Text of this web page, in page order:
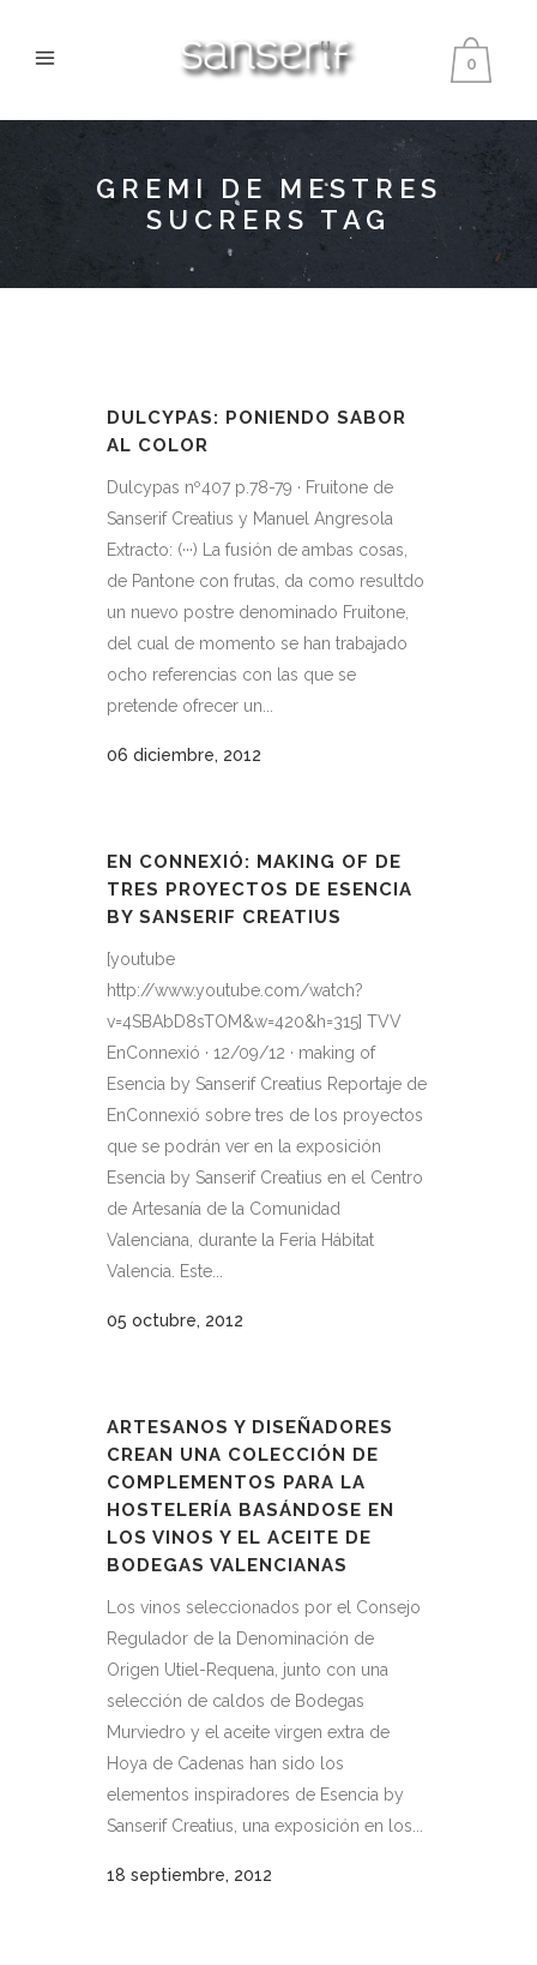
0
GREMI DE MESTRES
SUCRERS TAG
DULCYPAS: PONIENDO SABOR
AL COLOR
Dulcypas nº407 p.78-79 · Fruitone de
Sanserif Creatius y Manuel Angresola
Extracto: (···) La fusión de ambas cosas,
de Pantone con frutas, da como resultdo
un nuevo postre denominado Fruitone,
del cual de momento se han trabajado
ocho referencias con las que se
pretende ofrecer un...
06 diciembre, 2012
EN CONNEXIÓ: MAKING OF DE
TRES PROYECTOS DE ESENCIA
BY SANSERIF CREATIUS
[youtube
http://www.youtube.com/watch?
v=4SBAbD8sTOM&w=420&h=315] TVV
EnConnexió · 12/09/12 · making of
Esencia by Sanserif Creatius Reportaje de
EnConnexió sobre tres de los proyectos
que se podrán ver en la exposición
Esencia by Sanserif Creatius en el Centro
de Artesanía de la Comunidad
Valenciana, durante la Feria Hábitat
Valencia. Este...
05 octubre, 2012
ARTESANOS Y DISEÑADORES
CREAN UNA COLECCIÓN DE
COMPLEMENTOS PARA LA
HOSTELERÍA BASÁNDOSE EN
LOS VINOS Y EL ACEITE DE
BODEGAS VALENCIANAS
Los vinos seleccionados por el Consejo
Regulador de la Denominación de
Origen Utiel-Requena, junto con una
selección de caldos de Bodegas
Murviedro y el aceite virgen extra de
Hoya de Cadenas han sido los
elementos inspiradores de Esencia by
Sanserif Creatius, una exposición en los...
18 septiembre, 2012